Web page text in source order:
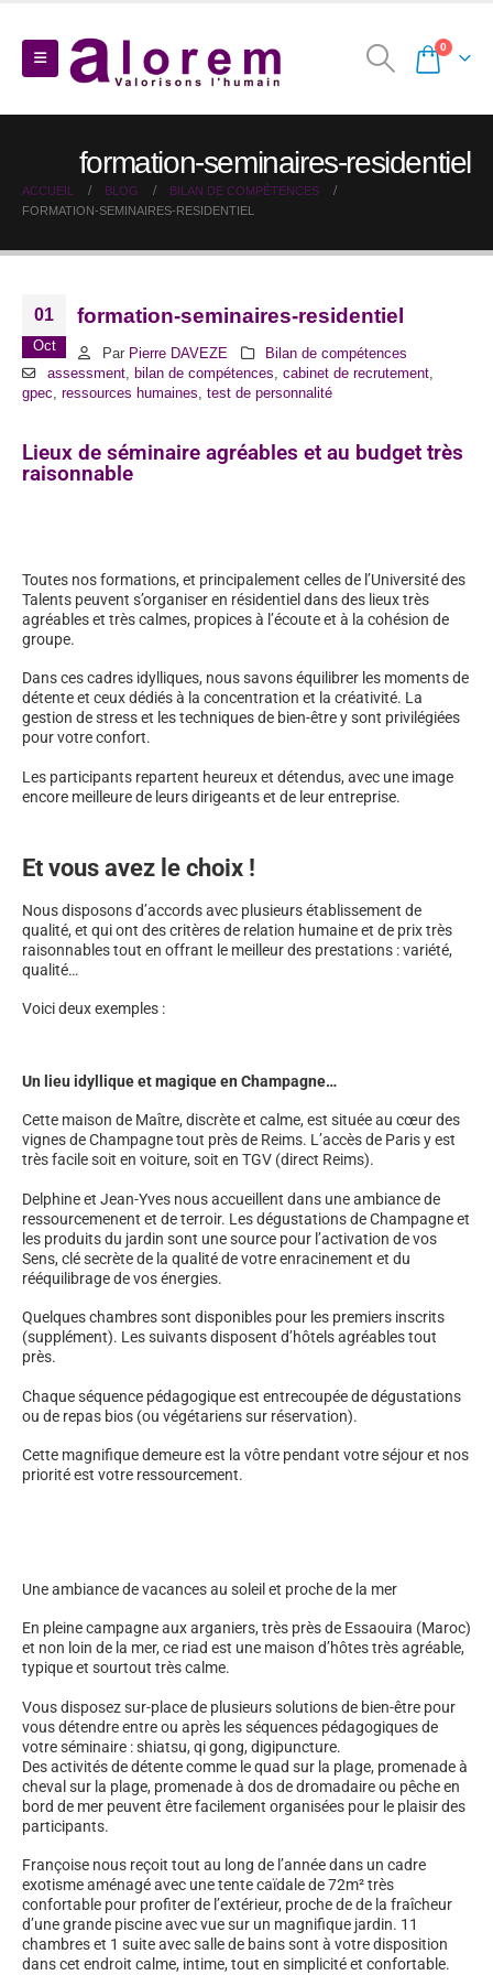
0
formation-seminaires-residentiel
ACCUEIL BLOG
BILAN DE COMPÉTENCES
FORMATION-SEMINAIRES-RESIDENTIEL
01
Oct
formation-seminaires-residentiel
Par Pierre DAVEZE
Bilan de compétences
assessment, bilan de compétences cabinet de recrutement,
gpec
ressources humaines test de personnalité
Lieux de séminaire agréables et au budget très
raisonnable
Toutes nos formations, et principalement celles de l’Université des
Talents peuvent s’organiser en résidentiel dans des lieux très
agréables et très calmes, propices à l’écoute et à la cohésion de
groupe.
Dans ces cadres idylliques, nous savons équilibrer les moments de
détente et ceux dédiés à la concentration et la créativité. La
gestion de stress et les techniques de bien-être y sont privilégiées
pour votre confort.
Les participants repartent heureux et détendus, avec une image
encore meilleure de leurs dirigeants et de leur entreprise.
Et vous avez le choix !
Nous disposons d’accords avec plusieurs établissement de
qualité, et qui ont des critères de relation humaine et de prix très
raisonnables tout en offrant le meilleur des prestations : variété,
qualité…
Voici deux exemples :
Un lieu idyllique et magique en Champagne…
Cette maison de Maître, discrète et calme, est située au cœur des
vignes de Champagne tout près de Reims. L’accès de Paris y est
très facile soit en voiture, soit en TGV (direct Reims).
Delphine et Jean-Yves nous accueillent dans une ambiance de
ressourcemenent et de terroir. Les dégustations de Champagne et
les produits du jardin sont une source pour l’activation de vos
Sens, clé secrète de la qualité de votre enracinement et du
rééquilibrage de vos énergies.
Quelques chambres sont disponibles pour les premiers inscrits
(supplément). Les suivants disposent d’hôtels agréables tout
près.
Chaque séquence pédagogique est entrecoupée de dégustations
ou de repas bios (ou végétariens sur réservation).
Cette magnifique demeure est la vôtre pendant votre séjour et nos
priorité est votre ressourcement.
Une ambiance de vacances au soleil et proche de la mer
En pleine campagne aux arganiers, très près de Essaouira (Maroc)
et non loin de la mer, ce riad est une maison d’hôtes très agréable,
typique et sourtout très calme.
Vous disposez sur-place de plusieurs solutions de bien-être pour
vous détendre entre ou après les séquences pédagogiques de
votre séminaire : shiatsu, qi gong, digipuncture.
Des activités de détente comme le quad sur la plage, promenade à
cheval sur la plage, promenade à dos de dromadaire ou pêche en
bord de mer peuvent être facilement organisées pour le plaisir des
participants.
Françoise nous reçoit tout au long de l’année dans un cadre
exotisme aménagé avec une tente caïdale de 72m² très
confortable pour profiter de l’extérieur, proche de de la fraîcheur
d’une grande piscine avec vue sur un magnifique jardin. 11
chambres et 1 suite avec salle de bains sont à votre disposition
dans cet endroit calme, intime, tout en simplicité et confortable.